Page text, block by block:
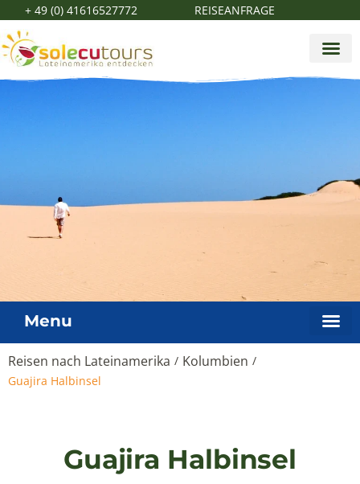
+ 49 (0) 41616527772 REISEANFRAGE
Menu
Reisen nach Lateinamerika / Kolumbien /
Guajira Halbinsel
Guajira Halbinsel